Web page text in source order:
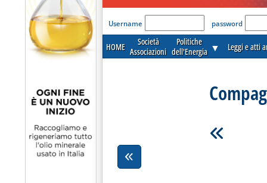
'Modulo Login per
Username password
HOME
Società
Associazioni
Politiche
dell'Energia ▼ Leggi e atti